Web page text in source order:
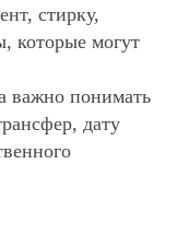
стирку,
которые могут
важно понимать
дату